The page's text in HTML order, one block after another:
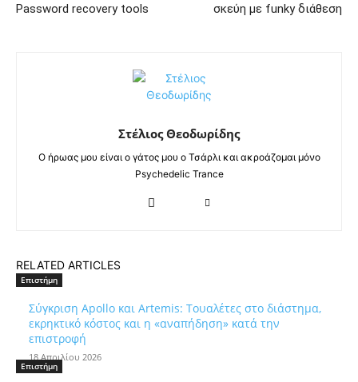
Password recovery tools
σκεύη με funky διάθεση
Στέλιος Θεοδωρίδης
Ο ήρωας μου είναι ο γάτος μου ο Τσάρλι και ακροάζομαι μόνο
Psychedelic Trance
RELATED ARTICLES
Επιστήμη
Σύγκριση Apollo και Artemis: Τουαλέτες στο διάστημα,
εκρηκτικό κόστος και η «αναπήδηση» κατά την
επιστροφή
18 Απριλίου 2026
Επιστήμη